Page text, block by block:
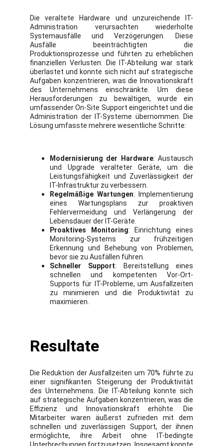
Die veraltete Hardware und unzureichende IT-
Administration verursachten wiederholte
Systemausfälle und Verzögerungen. Diese
Ausfälle beeinträchtigten die
Produktionsprozesse und führten zu erheblichen
finanziellen Verlusten. Die IT-Abteilung war stark
überlastet und konnte sich nicht auf strategische
Aufgaben konzentrieren, was die Innovationskraft
des Unternehmens einschränkte. Um diese
Herausforderungen zu bewältigen, wurde ein
umfassender On-Site Support eingerichtet und die
Administration der IT-Systeme übernommen. Die
Lösung umfasste mehrere wesentliche Schritte:
Modernisierung der Hardware: Austausch
und Upgrade veralteter Geräte, um die
Leistungsfähigkeit und Zuverlässigkeit der
IT-Infrastruktur zu verbessern.
Regelmäßige Wartungen: Implementierung
eines Wartungsplans zur proaktiven
Fehlervermeidung und Verlängerung der
Lebensdauer der IT-Geräte.
Proaktives Monitoring: Einrichtung eines
Monitoring-Systems zur frühzeitigen
Erkennung und Behebung von Problemen,
bevor sie zu Ausfällen führen.
Schneller Support: Bereitstellung eines
schnellen und kompetenten Vor-Ort-
Supports für IT-Probleme, um Ausfallzeiten
zu minimieren und die Produktivität zu
maximieren.
Resultate
Die Reduktion der Ausfallzeiten um 70% führte zu
einer signifikanten Steigerung der Produktivität
des Unternehmens. Die IT-Abteilung konnte sich
auf strategische Aufgaben konzentrieren, was die
Effizienz und Innovationskraft erhöhte. Die
Mitarbeiter waren äußerst zufrieden mit dem
schnellen und zuverlässigen Support, der ihnen
ermöglichte, ihre Arbeit ohne IT-bedingte